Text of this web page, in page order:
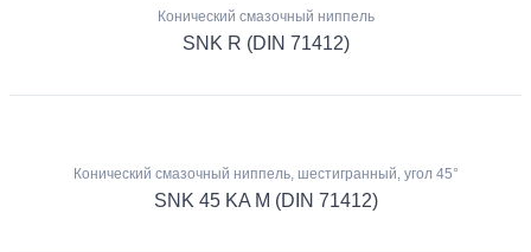
Конический смазочный ниппель
SNK R (DIN 71412)
Конический смазочный ниппель, шестигранный, угол 45°
SNK 45 KA M (DIN 71412)